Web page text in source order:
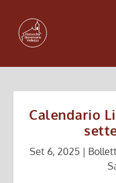
Calendario
Set 6, 2025 |